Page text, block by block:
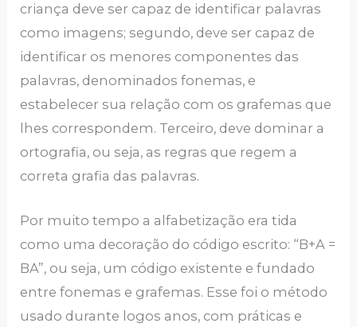
criança deve ser capaz de identificar palavras
como imagens; segundo, deve ser capaz de
identificar os menores componentes das
palavras, denominados fonemas, e
estabelecer sua relação com os grafemas que
lhes correspondem. Terceiro, deve dominar a
ortografia, ou seja, as regras que regem a
correta grafia das palavras.
Por muito tempo a alfabetização era tida
como uma decoração do código escrito: “B+A =
BA”, ou seja, um código existente e fundado
entre fonemas e grafemas. Esse foi o método
usado durante logos anos, com práticas e